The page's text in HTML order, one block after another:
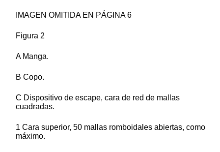
IMAGEN OMITIDA EN PÁGINA 6
Figura 2
A Manga.
B Copo.
C Dispositivo de escape, cara de red de mallas
cuadradas.
1 Cara superior, 50 mallas romboidales abiertas, como
máximo.